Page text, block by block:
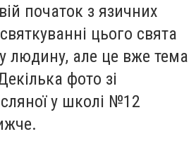
початок з язичних
цього свята
людину, але це вже тема
фото зі
у школі №12